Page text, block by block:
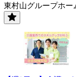
東村山グループホー